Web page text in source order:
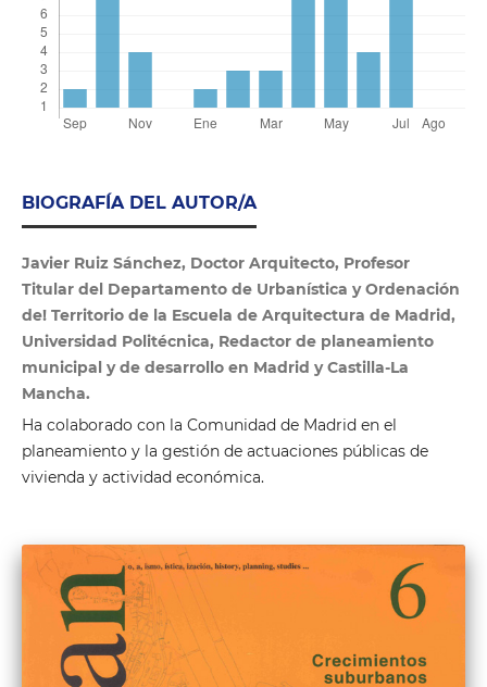
BIOGRAFÍA DEL AUTOR/A
Javier Ruiz Sánchez, Doctor Arquitecto, Profesor
Titular del Departamento de Urbanística y Ordenación
de! Territorio de la Escuela de Arquitectura de Madrid,
Universidad Politécnica, Redactor de planeamiento
municipal y de desarrollo en Madrid y Castilla-La
Mancha.
Ha colaborado con la Comunidad de Madrid en el
planeamiento y la gestión de actuaciones públicas de
vivienda y actividad económica.